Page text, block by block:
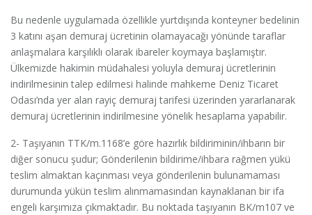
Bu nedenle uygulamada özellikle yurtdışında konteyner bedelinin
3 katını aşan demuraj ücretinin olamayacağı yönünde taraflar
anlaşmalara karşılıklı olarak ibareler koymaya başlamıştır.
Ülkemizde hakimin müdahalesi yoluyla demuraj ücretlerinin
indirilmesinin talep edilmesi halinde mahkeme Deniz Ticaret
Odası’nda yer alan rayiç demuraj tarifesi üzerinden yararlanarak
demuraj ücretlerinin indirilmesine yönelik hesaplama yapabilir.
2- Taşıyanın TTK/m.1168’e göre hazırlık bildiriminin/ihbarın bir
diğer sonucu şudur; Gönderilenin bildirime/ihbara rağmen yükü
teslim almaktan kaçınması veya gönderilenin bulunamaması
durumunda yükün teslim alınmamasından kaynaklanan bir ifa
engeli karşımıza çıkmaktadır. Bu noktada taşıyanın BK/m107 ve